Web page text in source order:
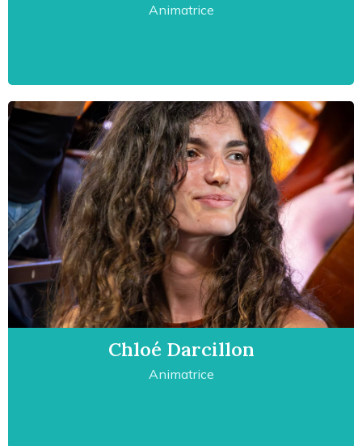
Animatrice
Chloé Darcillon
Animatrice